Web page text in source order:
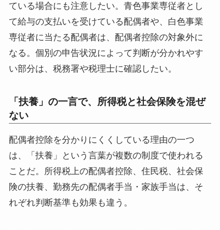
ている場合にも注意したい。青色事業専従者とし
て給与の支払いを受けている配偶者や、白色事業
専従者に当たる配偶者は、配偶者控除の対象外に
なる。個別の申告状況によって判断が分かれやす
い部分は、税務署や税理士に確認したい。
「扶養」の一言で、所得税と社会保険を混ぜ
ない
配偶者控除を分かりにくくしている理由の一つ
は、「扶養」という言葉が複数の制度で使われる
ことだ。所得税上の配偶者控除、住民税、社会保
険の扶養、勤務先の配偶者手当・家族手当は、そ
れぞれ判断基準も効果も違う。